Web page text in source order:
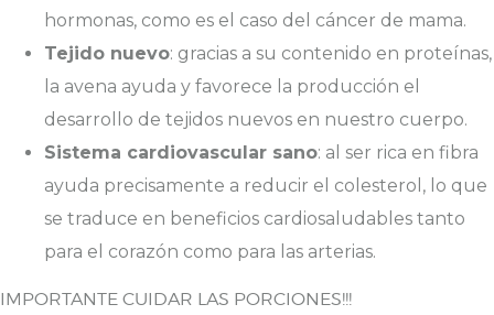
hormonas, como es el caso del cáncer de mama.
Tejido nuevo: gracias a su contenido en proteínas,
la avena ayuda y favorece la producción el
desarrollo de tejidos nuevos en nuestro cuerpo.
Sistema cardiovascular sano: al ser rica en fibra
ayuda precisamente a reducir el colesterol, lo que
se traduce en beneficios cardiosaludables tanto
para el corazón como para las arterias.
IMPORTANTE CUIDAR LAS PORCIONES!!!